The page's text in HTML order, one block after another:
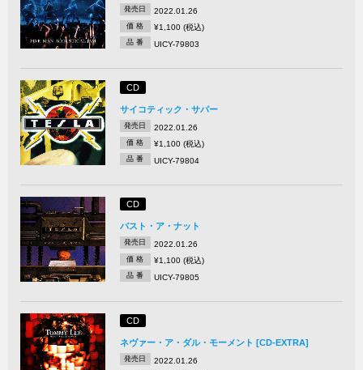
発売日 2022.01.26
価 格 ¥1,100 (税込)
品 番 UICY-79803
CD
サイコティック・サパー
発売日 2022.01.26
価 格 ¥1,100 (税込)
品 番 UICY-79804
CD
バスト・ア・ナット
発売日 2022.01.26
価 格 ¥1,100 (税込)
品 番 UICY-79805
CD
ネヴァー・ア・ダル・モーメント [CD-EXTRA]
発売日 2022.01.26